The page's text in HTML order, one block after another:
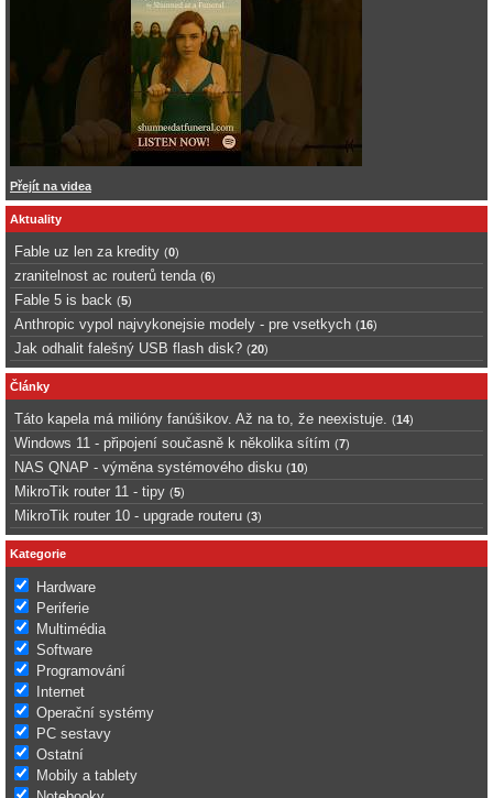
Přejít na videa
Aktuality
Fable uz len za kredity (0)
zranitelnost ac routerů tenda (6)
Fable 5 is back (5)
Anthropic vypol najvykonejsie modely - pre vsetkych (16)
Jak odhalit falešný USB flash disk? (20)
Články
Táto kapela má milióny fanúšikov. Až na to, že neexistuje. (14)
Windows 11 - připojení současně k několika sítím (7)
NAS QNAP - výměna systémového disku (10)
MikroTik router 11 - tipy (5)
MikroTik router 10 - upgrade routeru (3)
Kategorie
Hardware
Periferie
Multimédia
Software
Programování
Internet
Operační systémy
PC sestavy
Ostatní
Mobily a tablety